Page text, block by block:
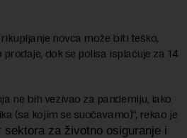
novca može biti teško,
dok se polisa isplaćuje za 14
ne bih vezivao za pandemiju, iako
(sa kojim se suočavamo)“, rekao je
sektora za životno osiguranje i